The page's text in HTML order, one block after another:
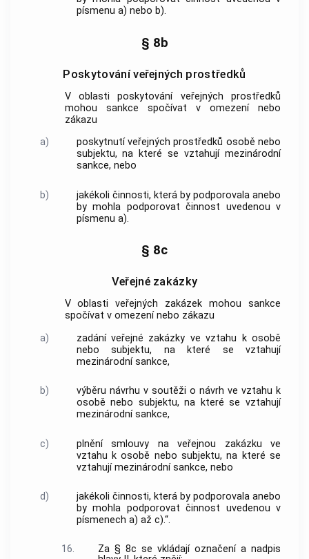
písmenu a) nebo b).
§ 8b
Poskytování veřejných prostředků
V oblasti poskytování veřejných prostředků
mohou sankce spočívat v omezení nebo
zákazu
a)
poskytnutí veřejných prostředků osobě nebo
subjektu, na které se vztahují mezinárodní
sankce, nebo
b)
jakékoli činnosti, která by podporovala anebo
by mohla podporovat činnost uvedenou v
písmenu a).
§ 8c
Veřejné zakázky
V oblasti veřejných zakázek mohou sankce
spočívat v omezení nebo zákazu
a)
zadání veřejné zakázky ve vztahu k osobě
nebo subjektu, na které se vztahují
mezinárodní sankce,
b)
výběru návrhu v soutěži o návrh ve vztahu k
osobě nebo subjektu, na které se vztahují
mezinárodní sankce,
c)
plnění smlouvy na veřejnou zakázku ve
vztahu k osobě nebo subjektu, na které se
vztahují mezinárodní sankce, nebo
d)
jakékoli činnosti, která by podporovala anebo
by mohla podporovat činnost uvedenou v
písmenech a) až c).“.
16.
Za § 8c se vkládají označení a nadpis